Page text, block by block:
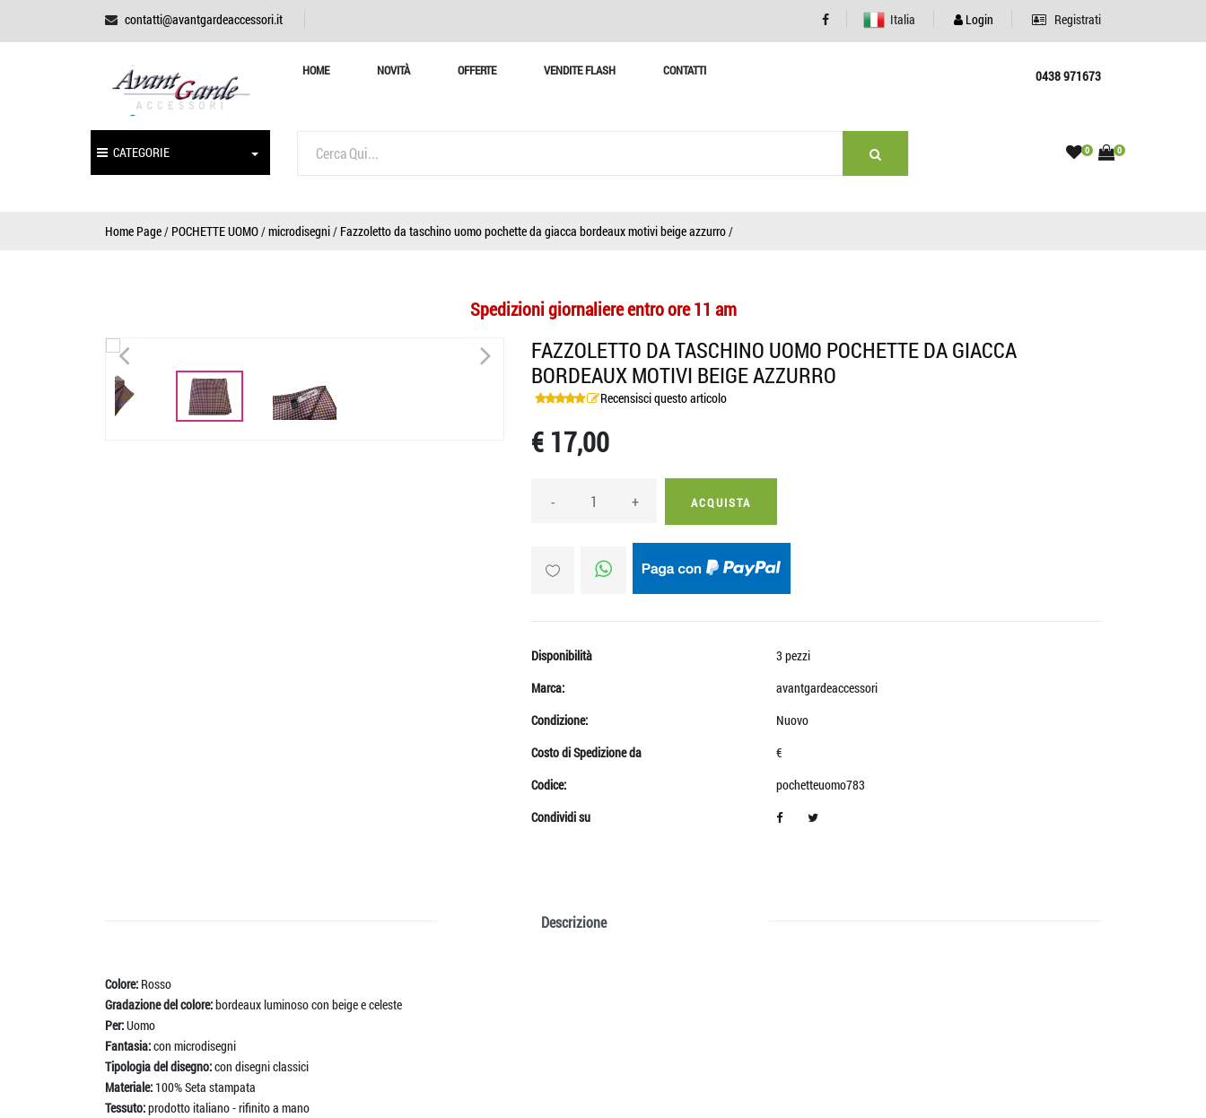
contatti@avantgardeaccessori.it Italia Login Registrati
HOME NOVITÀ OFFERTE VENDITE FLASH CONTATTI 0438 971673
CATEGORIE 0 0
Home Page/ POCHETTE UOMO/microdisegni/ Fazzoletto da taschino uomo pochette da giacca bordeaux motivi beige azzurro/
Spedizioni giornaliere entro ore 11 am
< >
FAZZOLETTO DA TASCHINO UOMO POCHETTE DA GIACCA
BORDEAUX MOTIVI BEIGE AZZURRO
Recensisci questo articolo
€ 17,00
- + ACQUISTA
Disponibilità
3 pezzi
Marca:
avantgardeaccessori
Condizione:
Nuovo
Costo di Spedizione da
€
Codice:
pochetteuomo783
Condividi su
Descrizione
Colore: Rosso
Gradazione del colore:bordeaux luminoso con beige e celeste
Per:Uomo
Fantasia:con microdisegni
Tipologia del disegno:con disegni classici
Materiale: 100% Seta stampata
Tessuto:prodotto italiano - rifinito a mano